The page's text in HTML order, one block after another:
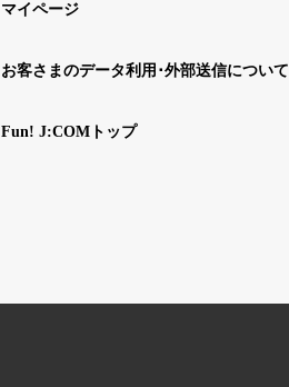
マイページ
お客さまのデータ利用･外部送信について
Fun! J:COMトップ